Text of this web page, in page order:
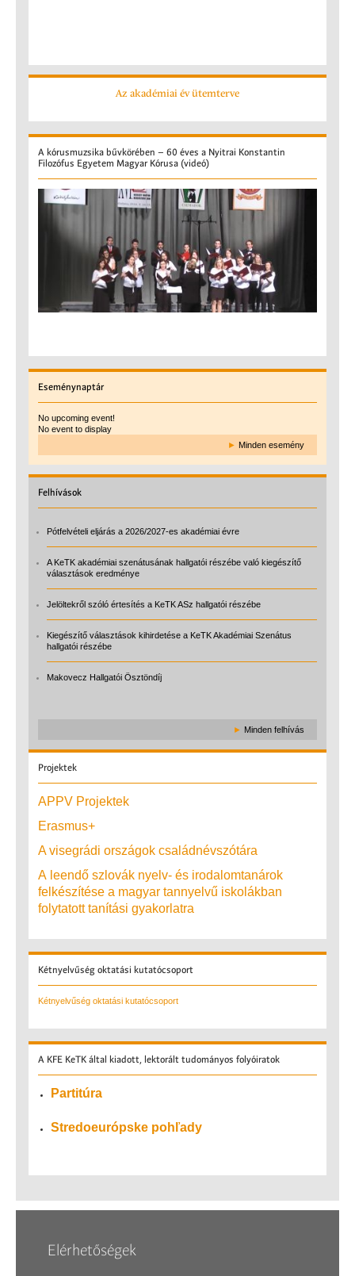
Az akadémiai év ütemterve
A kórusmuzsika bűvkörében – 60 éves a Nyitrai Konstantin
Filozófus Egyetem Magyar Kórusa (videó)
Eseménynaptár
No upcoming event!
No event to display
► Minden esemény
Felhívások
Pótfelvételi eljárás a 2026/2027-es akadémiai évre
A KeTK akadémiai szenátusának hallgatói részébe való kiegészítő
választások eredménye
Jelöltekről szóló értesítés a KeTK ASz hallgatói részébe
Kiegészítő választások kihirdetése a KeTK Akadémiai Szenátus
hallgatói részébe
Makovecz Hallgatói Ösztöndíj
► Minden felhívás
Projektek
APPV Projektek
Erasmus+
A visegrádi országok családnévszótára
A leendő szlovák nyelv- és irodalomtanárok
felkészítése a magyar tannyelvű iskolákban
folytatott tanítási gyakorlatra
Kétnyelvűség oktatási kutatócsoport
Kétnyelvűség oktatási kutatócsoport
A KFE KeTK által kiadott, lektorált tudományos folyóiratok
Partitúra
Stredoeurópske pohľady
Elérhetőségek